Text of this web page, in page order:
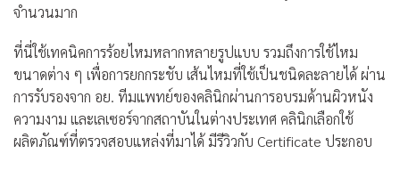
จำนวนมาก
ที่นี่ใช้เทคนิคการร้อยไหมหลากหลายรูปแบบ รวมถึงการใช้ไหม
ขนาดต่าง ๆ เพื่อการยกกระชับ เส้นไหมที่ใช้เป็นชนิดละลายได้ ผ่าน
การรับรองจาก อย. ทีมแพทย์ของคลินิกผ่านการอบรมด้านผิวหนัง
ความงาม และเลเซอร์จากสถาบันในต่างประเทศ คลินิกเลือกใช้
ผลิตภัณฑ์ที่ตรวจสอบแหล่งที่มาได้ มีรีวิวกับ Certificate ประกอบ